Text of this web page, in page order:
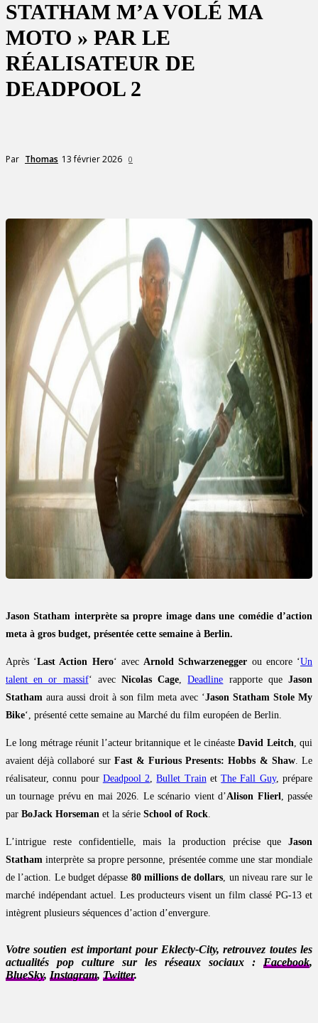
STATHAM M’A VOLÉ MA
MOTO » PAR LE
RÉALISATEUR DE
DEADPOOL 2
Par Thomas 13 février 2026 0
Jason Statham interprète sa propre image dans une comédie d’action
meta à gros budget, présentée cette semaine à Berlin.
Après ‘Last Action Hero‘ avecArnold Schwarzenegger ou encore ‘Un
talent en or massif‘ avecNicolas Cage,Deadline rapporte queJason
Statham aura aussi droit à son film meta avec ‘Jason Statham Stole My
Bike‘, présenté cette semaine au Marché du film européen de Berlin.
Le long métrage réunit l’acteur britannique et le cinéasteDavid Leitch, qui
avaient déjà collaboré sur Fast & Furious Presents: Hobbs & Shaw. Le
réalisateur, connu pour Deadpool 2,Bullet TrainetThe Fall Guy, prépare
un tournage prévu en mai 2026. Le scénario vient d’Alison Flierl, passée
par BoJack Horseman et la série School of Rock.
L’intrigue reste confidentielle, mais la production précise que Jason
Statham interprète sa propre personne, présentée comme une star mondiale
de l’action. Le budget dépasse 80 millions de dollars, un niveau rare sur le
marché indépendant actuel. Les producteurs visent un film classé PG-13 et
intègrent plusieurs séquences d’action d’envergure.
Votre soutien est important pour Eklecty-City, retrouvez toutes les
actualités pop culture sur les réseaux sociaux : Facebook,
BlueSky, Instagram, Twitter.